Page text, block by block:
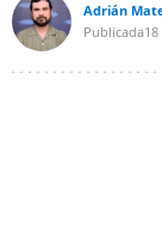
Adrián
Publicada